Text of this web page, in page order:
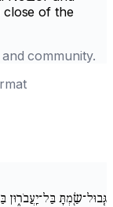
of the
community.
גְּֽבוּל־שַׂ֖מְתָּ בַּל־יַֽעֲבֹר֑וּן